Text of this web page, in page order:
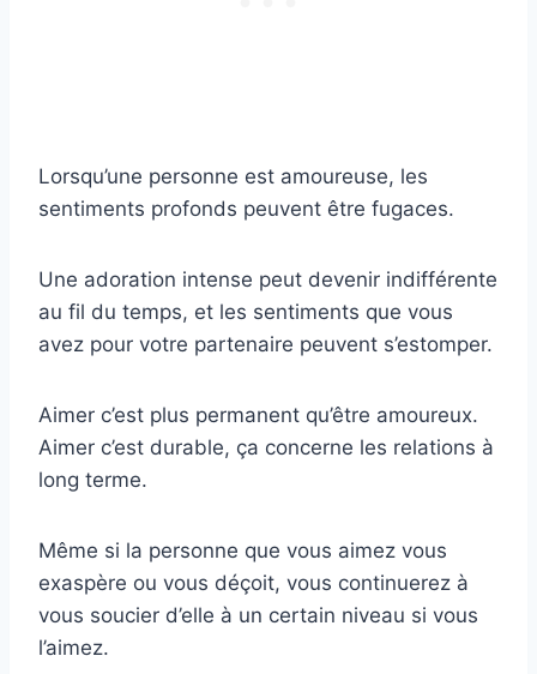
Lorsqu’une personne est amoureuse, les
sentiments profonds peuvent être fugaces.
Une adoration intense peut devenir indifférente
au fil du temps, et les sentiments que vous
avez pour votre partenaire peuvent s’estomper.
Aimer c’est plus permanent qu’être amoureux.
Aimer c’est durable, ça concerne les relations à
long terme.
Même si la personne que vous aimez vous
exaspère ou vous déçoit, vous continuerez à
vous soucier d’elle à un certain niveau si vous
l’aimez.